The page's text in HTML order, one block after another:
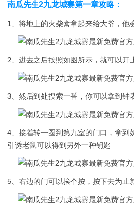
南瓜先生2九龙城寨第一章攻略：
1、将地上的火柴盒拿起来给大爷，他
2、进去之后按照如图所示，就可以开
3、然后到处搜索一番，你可以拿到钟
4、接着转一圈到第九室的门口，拿到
引诱老鼠可以得到另外一种钥匙
5、右边的门可以挨个按，按下去为止